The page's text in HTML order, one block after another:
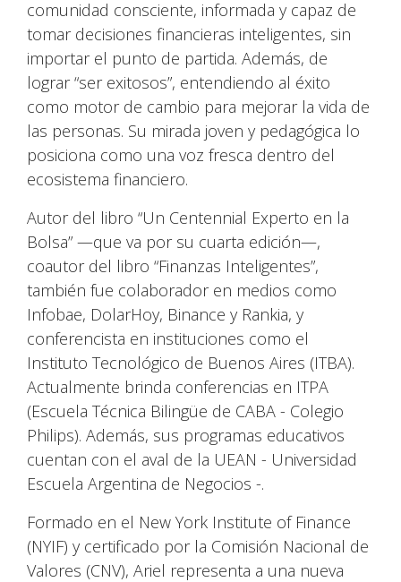
comunidad consciente, informada y capaz de
tomar decisiones financieras inteligentes, sin
importar el punto de partida. Además, de
lograr “ser exitosos”, entendiendo al éxito
como motor de cambio para mejorar la vida de
las personas. Su mirada joven y pedagógica lo
posiciona como una voz fresca dentro del
ecosistema financiero.
Autor del libro “Un Centennial Experto en la
Bolsa” —que va por su cuarta edición—,
coautor del libro “Finanzas Inteligentes”,
también fue colaborador en medios como
Infobae, DolarHoy, Binance y Rankia, y
conferencista en instituciones como el
Instituto Tecnológico de Buenos Aires (ITBA).
Actualmente brinda conferencias en ITPA
(Escuela Técnica Bilingüe de CABA - Colegio
Philips). Además, sus programas educativos
cuentan con el aval de la UEAN - Universidad
Escuela Argentina de Negocios -.
Formado en el New York Institute of Finance
(NYIF) y certificado por la Comisión Nacional de
Valores (CNV), Ariel representa a una nueva